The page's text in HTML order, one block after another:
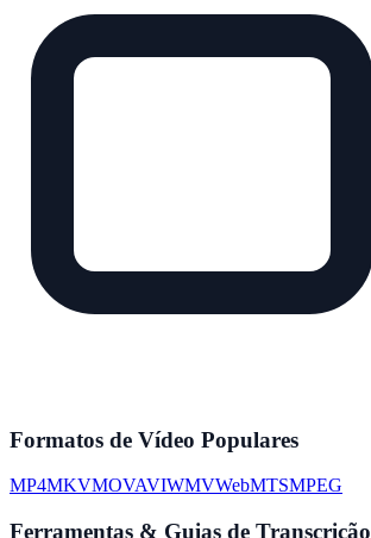
Formatos de Vídeo Populares
MP4MKVMOVAVIWMVWebMTSMPEG
Ferramentas & Guias de Transcrição